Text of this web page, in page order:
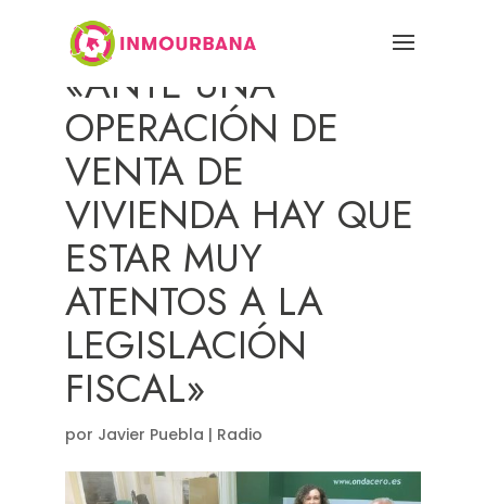
«ANTE UNA
OPERACIÓN DE
VENTA DE
VIVIENDA HAY QUE
ESTAR MUY
ATENTOS A LA
LEGISLACIÓN
FISCAL»
por Javier Puebla | Radio